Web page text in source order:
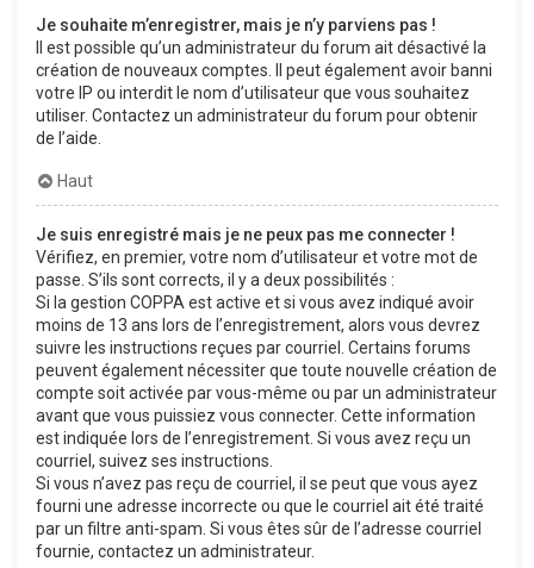
Je souhaite m’enregistrer, mais je n’y parviens pas !
Il est possible qu’un administrateur du forum ait désactivé la
création de nouveaux comptes. Il peut également avoir banni
votre IP ou interdit le nom d’utilisateur que vous souhaitez
utiliser. Contactez un administrateur du forum pour obtenir
de l’aide.
Haut
Je suis enregistré mais je ne peux pas me connecter !
Vérifiez, en premier, votre nom d’utilisateur et votre mot de
passe. S’ils sont corrects, il y a deux possibilités :
Si la gestion COPPA est active et si vous avez indiqué avoir
moins de 13 ans lors de l’enregistrement, alors vous devrez
suivre les instructions reçues par courriel. Certains forums
peuvent également nécessiter que toute nouvelle création de
compte soit activée par vous-même ou par un administrateur
avant que vous puissiez vous connecter. Cette information
est indiquée lors de l’enregistrement. Si vous avez reçu un
courriel, suivez ses instructions.
Si vous n’avez pas reçu de courriel, il se peut que vous ayez
fourni une adresse incorrecte ou que le courriel ait été traité
par un filtre anti-spam. Si vous êtes sûr de l’adresse courriel
fournie, contactez un administrateur.